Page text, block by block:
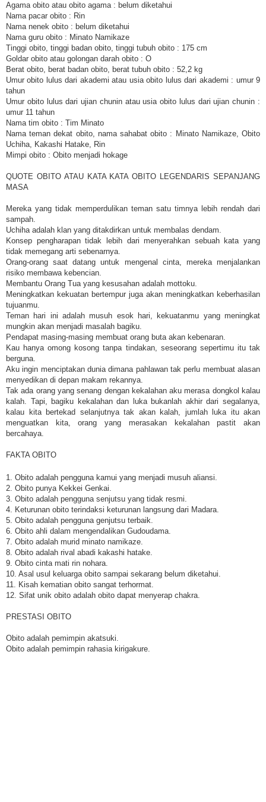
Agama obito atau obito agama : belum diketahui
Nama pacar obito : Rin
Nama nenek obito : belum diketahui
Nama guru obito : Minato Namikaze
Tinggi obito, tinggi badan obito, tinggi tubuh obito : 175 cm
Goldar obito atau golongan darah obito : O
Berat obito, berat badan obito, berat tubuh obito : 52,2 kg
Umur obito lulus dari akademi atau usia obito lulus dari akademi : umur 9
tahun
Umur obito lulus dari ujian chunin atau usia obito lulus dari ujian chunin :
umur 11 tahun
Nama tim obito : Tim Minato
Nama teman dekat obito, nama sahabat obito : Minato Namikaze, Obito
Uchiha, Kakashi Hatake, Rin
Mimpi obito : Obito menjadi hokage
QUOTE OBITO ATAU KATA KATA OBITO LEGENDARIS SEPANJANG
MASA
Mereka yang tidak memperdulikan teman satu timnya lebih rendah dari
sampah.
Uchiha adalah klan yang ditakdirkan untuk membalas dendam.
Konsep pengharapan tidak lebih dari menyerahkan sebuah kata yang
tidak memegang arti sebenarnya.
Orang-orang saat datang untuk mengenal cinta, mereka menjalankan
risiko membawa kebencian.
Membantu Orang Tua yang kesusahan adalah mottoku.
Meningkatkan kekuatan bertempur juga akan meningkatkan keberhasilan
tujuanmu.
Teman hari ini adalah musuh esok hari, kekuatanmu yang meningkat
mungkin akan menjadi masalah bagiku.
Pendapat masing-masing membuat orang buta akan kebenaran.
Kau hanya omong kosong tanpa tindakan, seseorang sepertimu itu tak
berguna.
Aku ingin menciptakan dunia dimana pahlawan tak perlu membuat alasan
menyedikan di depan makam rekannya.
Tak ada orang yang senang dengan kekalahan aku merasa dongkol kalau
kalah. Tapi, bagiku kekalahan dan luka bukanlah akhir dari segalanya,
kalau kita bertekad selanjutnya tak akan kalah, jumlah luka itu akan
menguatkan kita, orang yang merasakan kekalahan pastit akan
bercahaya.
FAKTA OBITO
1. Obito adalah pengguna kamui yang menjadi musuh aliansi.
2. Obito punya Kekkei Genkai.
3. Obito adalah pengguna senjutsu yang tidak resmi.
4. Keturunan obito terindaksi keturunan langsung dari Madara.
5. Obito adalah pengguna genjutsu terbaik.
6. Obito ahli dalam mengendalikan Gudoudama.
7. Obito adalah murid minato namikaze.
8. Obito adalah rival abadi kakashi hatake.
9. Obito cinta mati rin nohara.
10. Asal usul keluarga obito sampai sekarang belum diketahui.
11. Kisah kematian obito sangat terhormat.
12. Sifat unik obito adalah obito dapat menyerap chakra.
PRESTASI OBITO
Obito adalah pemimpin akatsuki.
Obito adalah pemimpin rahasia kirigakure.